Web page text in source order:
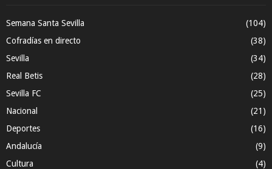
Semana Santa Sevilla
(104)
Cofradías en directo
(38)
Sevilla
(34)
Real Betis
(28)
Sevilla FC
(25)
Nacional
(21)
Deportes
(16)
Andalucía
(9)
Cultura
(4)